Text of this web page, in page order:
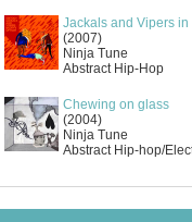
Jackals and Vipers in
(2007)
Ninja Tune
Abstract Hip-Hop
Chewing on glass
(2004)
Ninja Tune
Abstract Hip-hop/